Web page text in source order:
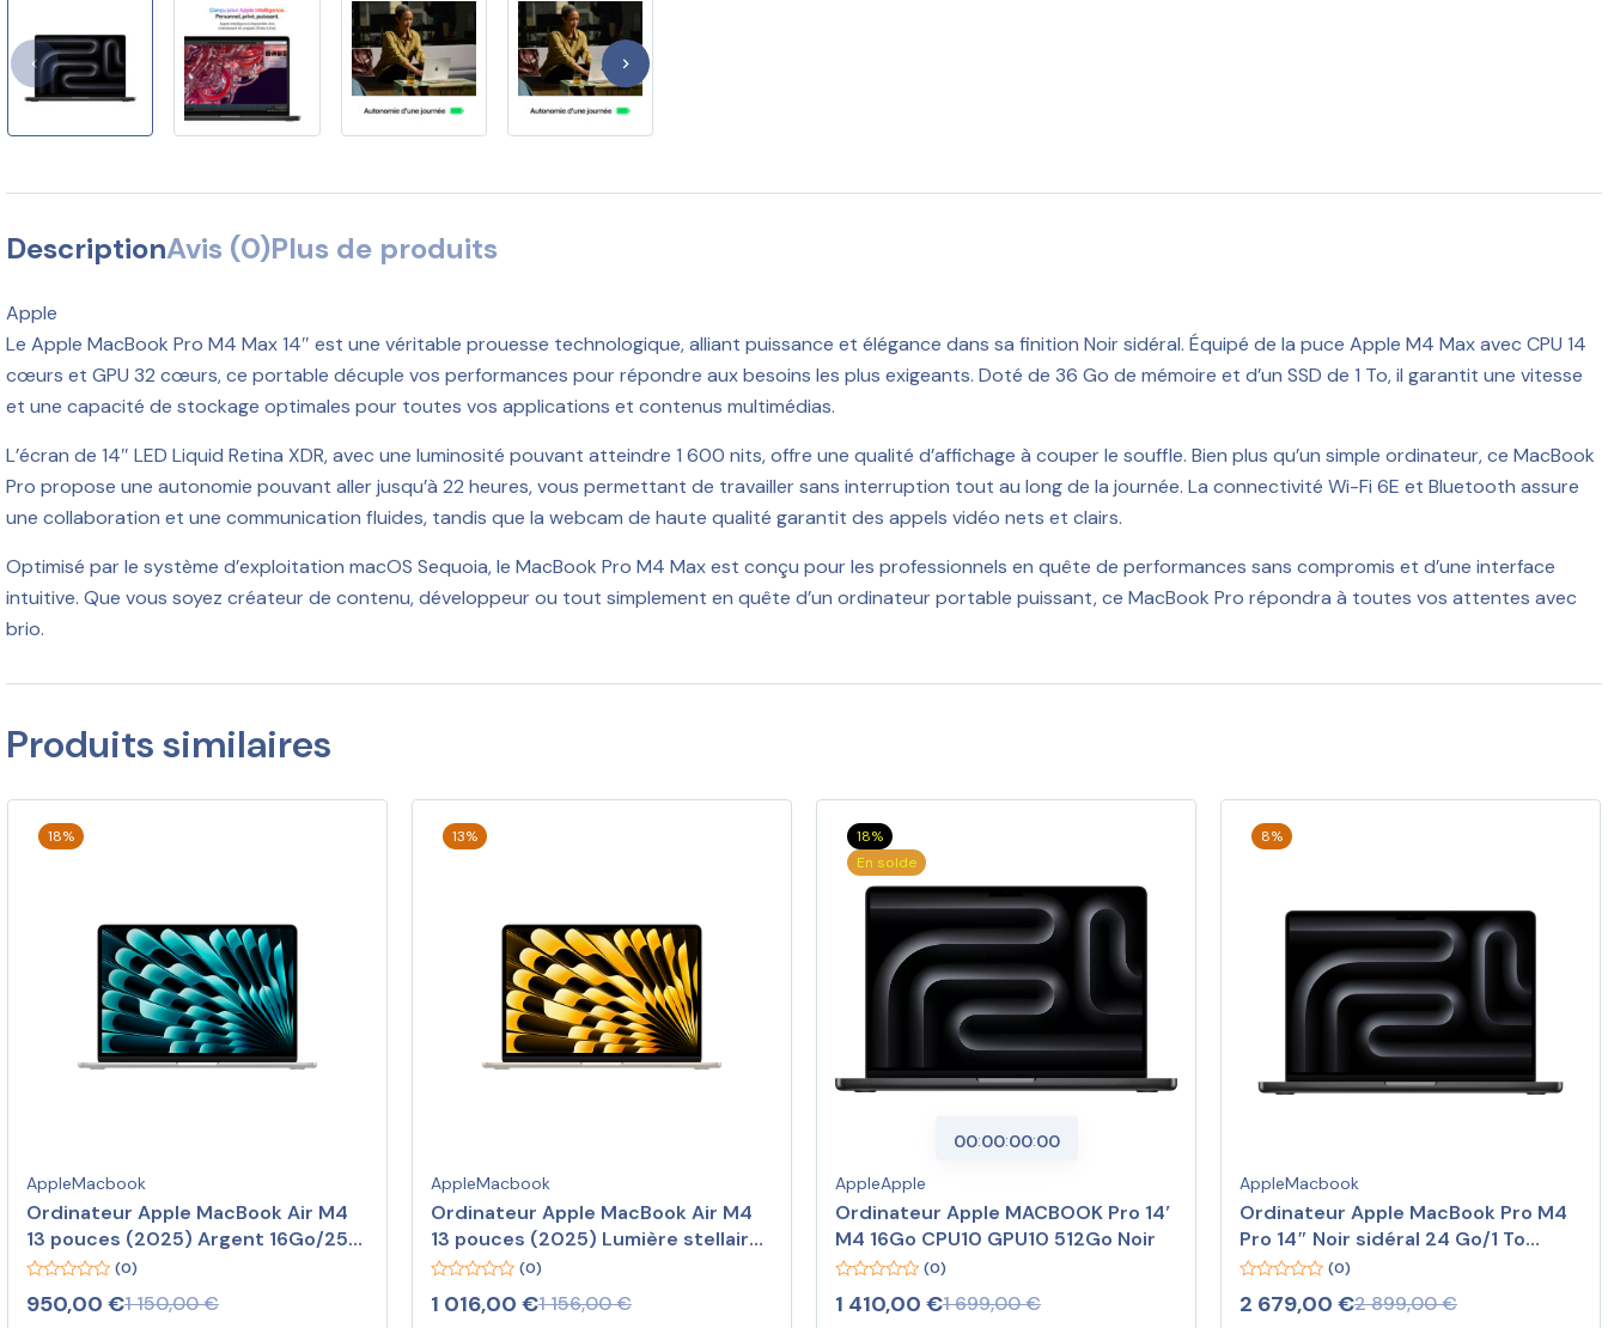
DescriptionAvis (0)Plus de produits
Apple
Le Apple MacBook Pro M4 Max 14″ est une véritable prouesse technologique, alliant puissance et élégance dans sa finition Noir sidéral. Équipé de la puce Apple M4 Max avec CPU 14
cœurs et GPU 32 cœurs, ce portable décuple vos performances pour répondre aux besoins les plus exigeants. Doté de 36 Go de mémoire et d’un SSD de 1 To, il garantit une vitesse
et une capacité de stockage optimales pour toutes vos applications et contenus multimédias.
L’écran de 14″ LED Liquid Retina XDR, avec une luminosité pouvant atteindre 1 600 nits, offre une qualité d’affichage à couper le souffle. Bien plus qu’un simple ordinateur, ce MacBook
Pro propose une autonomie pouvant aller jusqu’à 22 heures, vous permettant de travailler sans interruption tout au long de la journée. La connectivité Wi-Fi 6E et Bluetooth assure
une collaboration et une communication fluides, tandis que la webcam de haute qualité garantit des appels vidéo nets et clairs.
Optimisé par le système d’exploitation macOS Sequoia, le MacBook Pro M4 Max est conçu pour les professionnels en quête de performances sans compromis et d’une interface
intuitive. Que vous soyez créateur de contenu, développeur ou tout simplement en quête d’un ordinateur portable puissant, ce MacBook Pro répondra à toutes vos attentes avec
brio.
Produits similaires
18%
AppleMacbook
Ordinateur Apple MacBook Air M4
13 pouces (2025) Argent 16Go/256
Go (MW0W3FN/A)
out
(0)
1 150,00€
950,00 €
13%
AppleMacbook
Ordinateur Apple MacBook Air M4
13 pouces (2025) Lumière stellaire
16Go/256 Go (MW0Y3FN/A)
out
(0)
1 156,00€
1 016,00 €
18%
En solde
00:00:00:00
AppleApple
Ordinateur Apple MACBOOK Pro 14′
M4 16Go CPU10 GPU10 512Go Noir
out
(0)
1 699,00€
1 410,00 €
8%
AppleMacbook
Ordinateur Apple MacBook Pro M4
Pro 14″ Noir sidéral 24 Go/1 To
(MX2J3FN/A)
out
(0)
2 899,00€
2 679,00 €